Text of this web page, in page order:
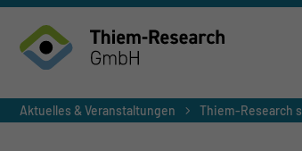
Aktuelles & Veranstaltungen Thiem-Research